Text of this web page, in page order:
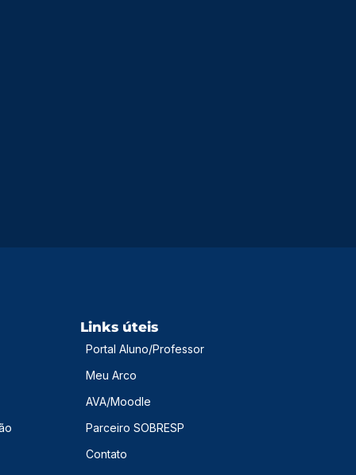
Links úteis
Portal Aluno/Professor
Meu Arco
AVA/Moodle
Parceiro SOBRESP
Contato